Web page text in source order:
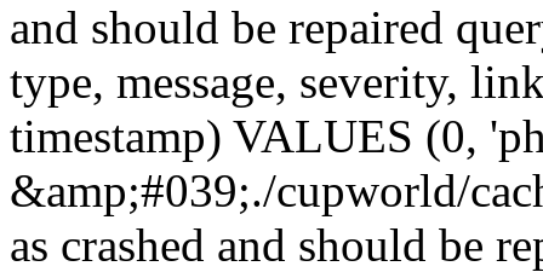
and should be repaired
type, message, severity,
timestamp) VALUES (0,
&amp;#039;./cupworld/
as crashed and should be